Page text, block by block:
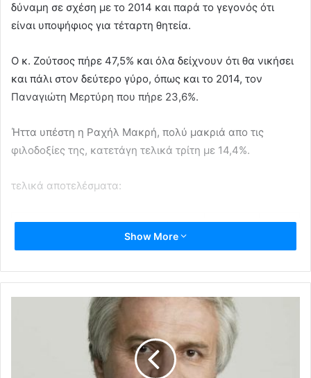
δύναμη σε σχέση με το 2014 και παρά το γεγονός ότι
είναι υποψήφιος για τέταρτη θητεία.
Ο κ. Ζούτσος πήρε 47,5% και όλα δείχνουν ότι θα νικήσει
και πάλι στον δεύτερο γύρο, όπως και το 2014, τον
Παναγιώτη Μερτύρη που πήρε 23,6%.
Ήττα υπέστη η Ραχήλ Μακρή, πολύ μακριά απο τις
φιλοδοξίες της, κατετάγη τελικά τρίτη με 14,4%.
τελικά αποτελέσματα:
ΠΑΛΛΗΝΗ (συμμετοχή 68,25%) ποσοστό έδρες
Θανάσης Ζούτσος 47,64% 16
Παναγιώτης Μερτύρης 23,66% 8
14,48%
Ειρήνη Κουνενάκη 8,02%
Θεοδώρα Πασχαλίδου 6,19%
Show More